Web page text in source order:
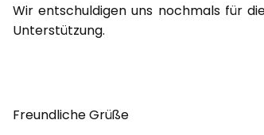
Wir entschuldigen uns nochmals für
Unterstützung.
Freundliche Grüße